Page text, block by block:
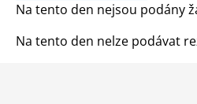
Na tento den nejsou podány
Na tento den nelze podávat